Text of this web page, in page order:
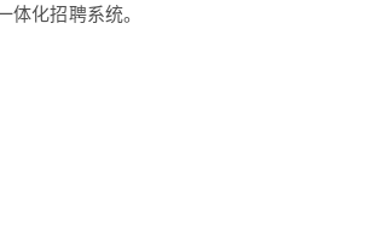
体化招聘系统。